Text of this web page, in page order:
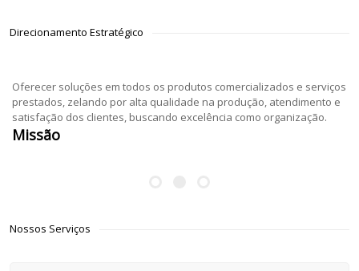
Direcionamento Estratégico
Oferecer soluções em todos os produtos comercializados e serviços
prestados, zelando por alta qualidade na produção, atendimento e
satisfação dos clientes, buscando excelência como organização.
Missão
Nossos Serviços